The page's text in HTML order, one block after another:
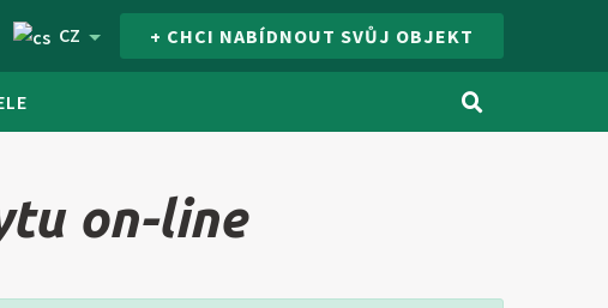
CZ + CHCI NABÍDNOUT SVŮJ OBJEKT
on-line